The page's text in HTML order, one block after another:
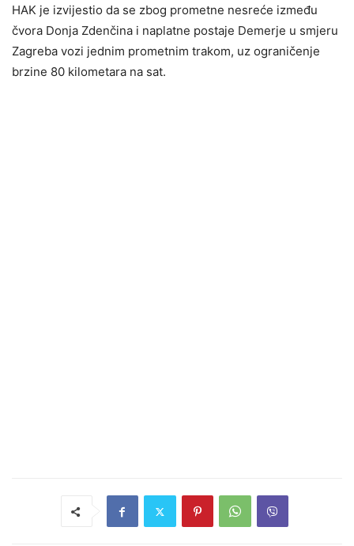
HAK je izvijestio da se zbog prometne nesreće između
čvora Donja Zdenčina i naplatne postaje Demerje u smjeru
Zagreba vozi jednim prometnim trakom, uz ograničenje
brzine 80 kilometara na sat.